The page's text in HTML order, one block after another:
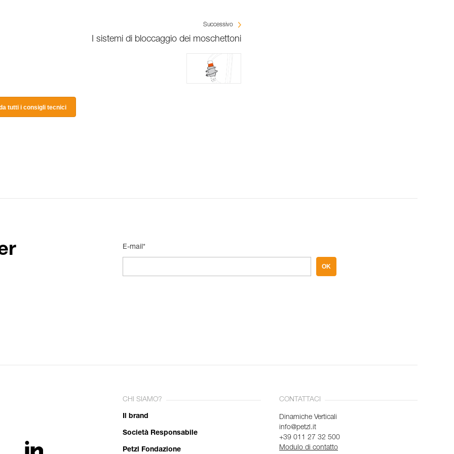
Successivo
I sistemi di bloccaggio dei moschettoni
tutti i consigli tecnici
E-mail*
OK
CHI SIAMO?
Il brand
Società Responsabile
Petzl Fondazione
CONTATTACI
Dinamiche Verticali
info@petzl.it
+39 011 27 32 500
Modulo di contatto